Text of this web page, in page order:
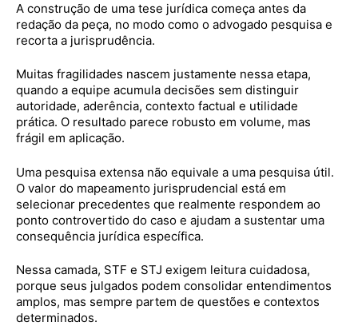
A construção de uma tese jurídica começa antes da
redação da peça, no modo como o advogado pesquisa e
recorta a jurisprudência.
Muitas fragilidades nascem justamente nessa etapa,
quando a equipe acumula decisões sem distinguir
autoridade, aderência, contexto factual e utilidade
prática. O resultado parece robusto em volume, mas
frágil em aplicação.
Uma pesquisa extensa não equivale a uma pesquisa útil.
O valor do mapeamento jurisprudencial está em
selecionar precedentes que realmente respondem ao
ponto controvertido do caso e ajudam a sustentar uma
consequência jurídica específica.
Nessa camada, STF e STJ exigem leitura cuidadosa,
porque seus julgados podem consolidar entendimentos
amplos, mas sempre partem de questões e contextos
determinados.